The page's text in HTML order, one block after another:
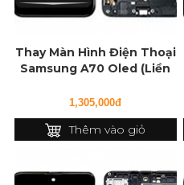
Thay Màn Hình Điện Thoại
Samsung A70 Oled (Liền
1,305,000đ
Thêm vào giỏ